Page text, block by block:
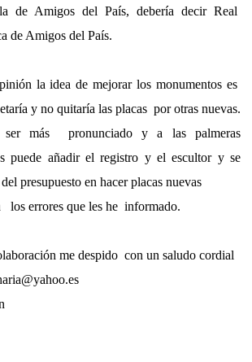
de Amigos del País, debería decir Real
de Amigos del País.
la idea de mejorar los monumentos es
y no quitaría las placas por otras nuevas.
ser más
pronunciado y a las palmeras
puede añadir el registro y el escultor y se
presupuesto en hacer placas nuevas
los errores que les he informado.
me despido con un saludo cordial